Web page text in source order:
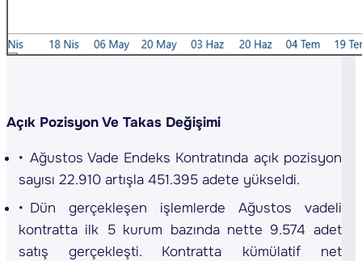
Açık Pozisyon Ve Takas Değişimi
Ağustos Vade Endeks Kontratında açık pozisyon
sayısı 22.910 artışla 451.395 adete yükseldi.
Dün gerçekleşen işlemlerde Ağustos vadeli
kontratta ilk 5 kurum bazında nette 9.574 adet
satış gerçekleşti. Kontratta kümülatif net